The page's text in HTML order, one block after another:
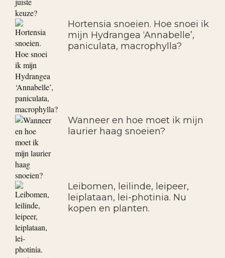
Hortensia snoeien. Hoe snoei ik
mijn Hydrangea ‘Annabelle’,
paniculata, macrophylla?
Wanneer en hoe moet ik mijn
laurier haag snoeien?
Leibomen, leilinde, leipeer,
leiplataan, lei-photinia. Nu
kopen en planten.